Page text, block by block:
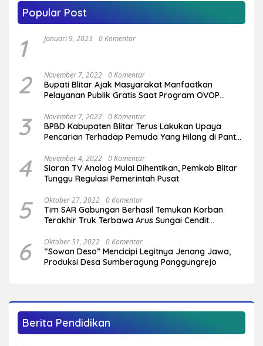
Popular Post
1 Januari 9, 2023 0 Komentar
2 November 7, 2022 0 Komentar
Bupati Blitar Ajak Masyarakat Manfaatkan
Pelayanan Publik Gratis Saat Program OVOP
3 November 7, 2022 0 Komentar
BPBD Kabupaten Blitar Terus Lakukan Upaya
Pencarian Terhadap Pemuda Yang Hilang di Pantai
4 November 4, 2022 0 Komentar
Siaran TV Analog Mulai Dihentikan, Pemkab Blitar
Tunggu Regulasi Pemerintah Pusat
5 Oktober 27, 2022 0 Komentar
Tim SAR Gabungan Berhasil Temukan Korban
Terakhir Truk Terbawa Arus Sungai Cendit
6 Oktober 31, 2022 0 Komentar
“Sowan Deso” Mencicipi Legitnya Jenang Jawa,
Produksi Desa Sumberagung Panggungrejo
Berita Pendidikan